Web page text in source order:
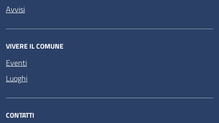
Avvisi
VIVERE IL COMUNE
Eventi
Luoghi
CONTATTI